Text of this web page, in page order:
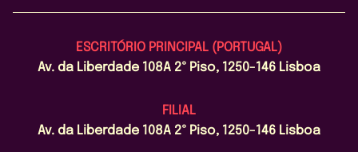
ESCRITÓRIO PRINCIPAL (PORTUGAL)
Av. da Liberdade 108A 2º Piso, 1250-146 Lisboa
FILIAL
Av. da Liberdade 108A 2º Piso, 1250-146 Lisboa